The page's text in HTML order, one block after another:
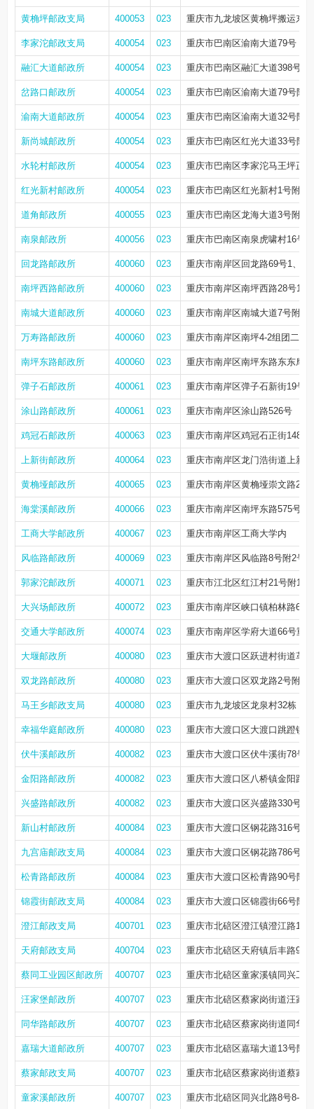
黄桷坪邮政支局 400053 023 重庆市九龙坡区黄桷坪搬运东
李家沱邮政支局 400054 023 重庆市巴南区渝南大道79号
融汇大道邮政所 400054 023 重庆市巴南区融汇大道398号
岔路口邮政所 400054 023 重庆市巴南区渝南大道79号附1
渝南大道邮政所 400054 023 重庆市巴南区渝南大道32号附
新尚城邮政所 400054 023 重庆市巴南区红光大道33号附
水轮村邮政所 400054 023 重庆市巴南区李家沱马王坪正
红光新村邮政所 400054 023 重庆市巴南区红光新村1号附75
道角邮政所 400055 023 重庆市巴南区龙海大道3号附37
南泉邮政所 400056 023 重庆市巴南区南泉虎啸村16号
回龙路邮政所 400060 023 重庆市南岸区回龙路69号1、2
南坪西路邮政所 400060 023 重庆市南岸区南坪西路28号1-
南城大道邮政所 400060 023 重庆市南岸区南城大道7号附4号
万寿路邮政所 400060 023 重庆市南岸区南坪4-2组团二商
南坪东路邮政所 400060 023 重庆市南岸区南坪东路东东摩A
弹子石邮政所 400061 023 重庆市南岸区弹子石新街19号
涂山路邮政所 400061 023 重庆市南岸区涂山路526号
鸡冠石邮政所 400063 023 重庆市南岸区鸡冠石正街148号
上新街邮政所 400064 023 重庆市南岸区龙门浩街道上新
黄桷垭邮政所 400065 023 重庆市南岸区黄桷垭崇文路2号
海棠溪邮政所 400066 023 重庆市南岸区南坪东路575号附
工商大学邮政所 400067 023 重庆市南岸区工商大学内
风临路邮政所 400069 023 重庆市南岸区风临路8号附2号
郭家沱邮政所 400071 023 重庆市江北区红江村21号附15
大兴场邮政所 400072 023 重庆市南岸区峡口镇柏林路6号
交通大学邮政所 400074 023 重庆市南岸区学府大道66号重
大堰邮政所 400080 023 重庆市大渡口区跃进村街道革
双龙路邮政所 400080 023 重庆市大渡口区双龙路2号附80
马王乡邮政支局 400080 023 重庆市九龙坡区龙泉村32栋
幸福华庭邮政所 400080 023 重庆市大渡口区大渡口跳蹬镇
伏牛溪邮政所 400082 023 重庆市大渡口区伏牛溪街78号
金阳路邮政所 400082 023 重庆市大渡口区八桥镇金阳路
兴盛路邮政所 400082 023 重庆市大渡口区兴盛路330号2-
新山村邮政所 400084 023 重庆市大渡口区钢花路316号
九宫庙邮政支局 400084 023 重庆市大渡口区钢花路786号
松青路邮政所 400084 023 重庆市大渡口区松青路90号附2
锦霞街邮政支局 400084 023 重庆市大渡口区锦霞街66号附
澄江邮政支局 400701 023 重庆市北碚区澄江镇澄江路195
天府邮政支局 400704 023 重庆市北碚区天府镇后丰路94号
蔡同工业园区邮政所 400707 023 重庆市北碚区童家溪镇同兴工
汪家堡邮政所 400707 023 重庆市北碚区蔡家岗街道汪家
同华路邮政所 400707 023 重庆市北碚区蔡家岗街道同华
嘉瑞大道邮政所 400707 023 重庆市北碚区嘉瑞大道13号附
蔡家邮政支局 400707 023 重庆市北碚区蔡家岗街道蔡家
童家溪邮政所 400707 023 重庆市北碚区同兴北路8号8-1